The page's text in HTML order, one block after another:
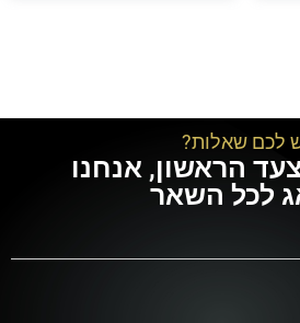
לכם שאלות?
הראשון, אנחנו
לכל השאר